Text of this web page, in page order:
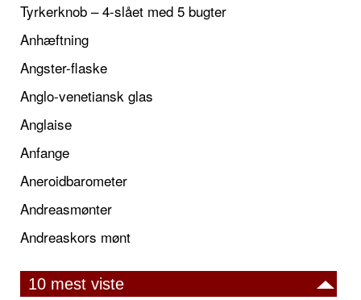
Tyrkerknob – 4-slået med 5 bugter
Anhæftning
Angster-flaske
Anglo-venetiansk glas
Anglaise
Anfange
Aneroidbarometer
Andreasmønter
Andreaskors mønt
10 mest viste